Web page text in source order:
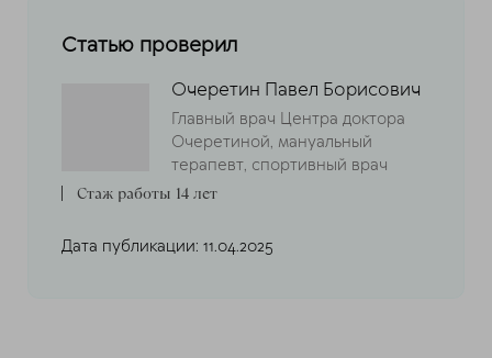
Статью проверил
Очеретин Павел Борисович
Главный врач Центра доктора
Очеретиной, мануальный
терапевт, спортивный врач
Стаж работы 14 лет
Дата публикации: 11.04.2025